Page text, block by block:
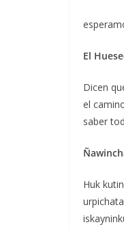
El
Dicen
el
saber
Huk